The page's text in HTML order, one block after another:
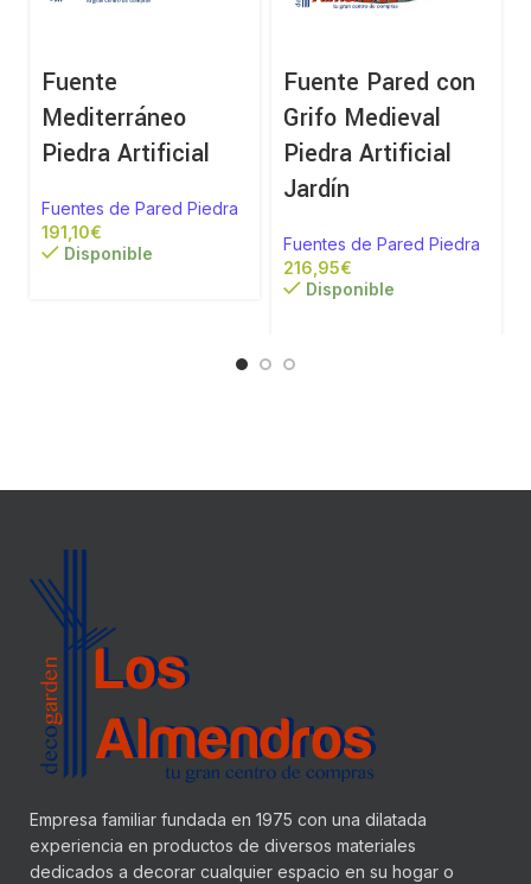
Fuente
Mediterráneo
Piedra Artificial
Fuentes de Pared Piedra
€
Disponible
Fuente Pared con
Grifo Medieval
Piedra Artificial
Jardín
Fuentes de Pared Piedra
€
Disponible
Empresa familiar fundada en 1975 con una dilatada
experiencia en productos de diversos materiales
dedicados a decorar cualquier espacio en su hogar o